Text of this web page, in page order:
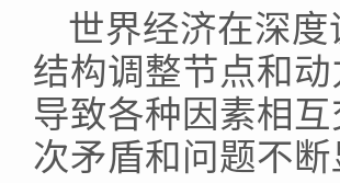
世界经济在深
结构调整节点和
导致各种因素相
次矛盾和问题不